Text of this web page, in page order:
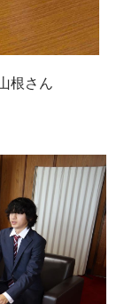
根さん